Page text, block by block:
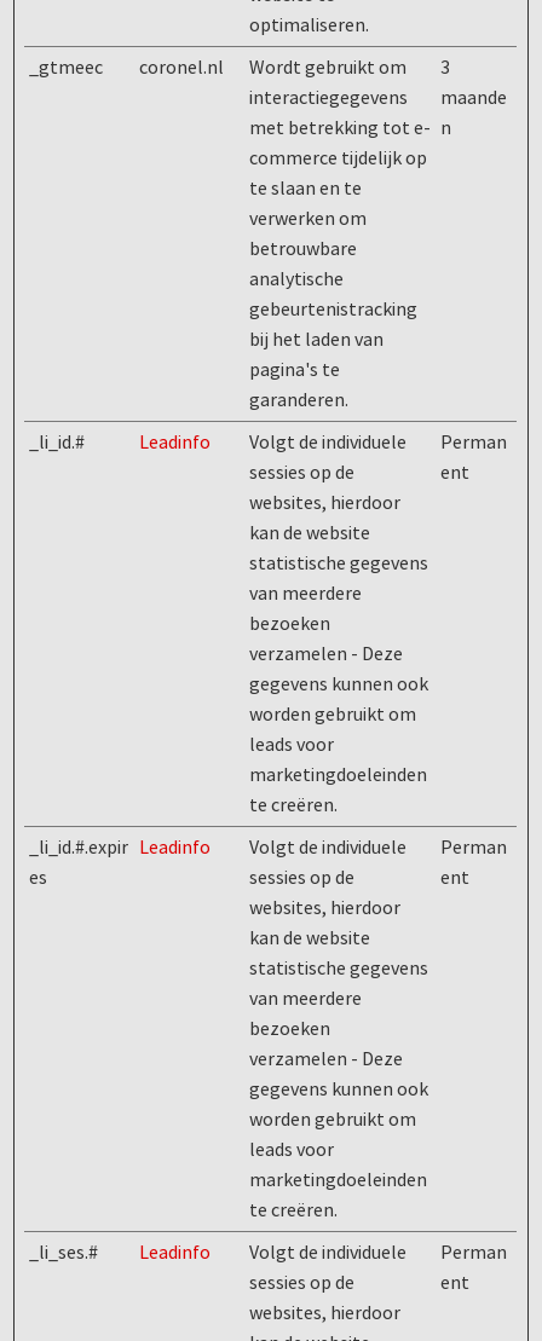
optimaliseren.
_gtmeec coronel.nl
Wordt gebruikt om
interactiegegevens
met betrekking tot e-
commerce tijdelijk op
te slaan en te
verwerken om
betrouwbare
analytische
gebeurtenistracking
bij het laden van
pagina's te
garanderen.
3
maande
n
_li_id.# Leadinfo
Volgt de individuele
sessies op de
websites, hierdoor
kan de website
statistische gegevens
van meerdere
bezoeken
verzamelen - Deze
gegevens kunnen ook
worden gebruikt om
leads voor
marketingdoeleinden
te creëren.
Perman
ent
_li_id.#.expir
es
Leadinfo
Volgt de individuele
sessies op de
websites, hierdoor
kan de website
statistische gegevens
van meerdere
bezoeken
verzamelen - Deze
gegevens kunnen ook
worden gebruikt om
leads voor
marketingdoeleinden
te creëren.
Perman
ent
_li_ses.# Leadinfo
Volgt de individuele
sessies op de
websites, hierdoor
Perman
ent